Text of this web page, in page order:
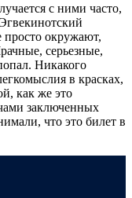
с ними часто,
просто окружают,
серьезные,
Никакого
в красках,
как же это
заключенных
что это билет в